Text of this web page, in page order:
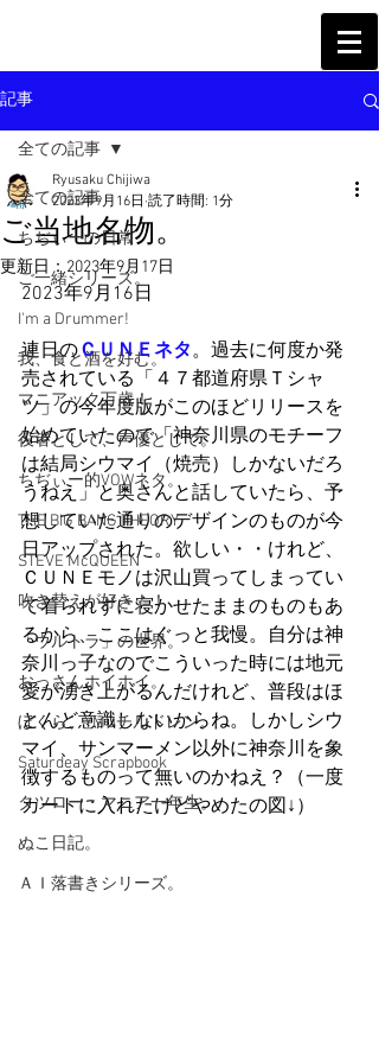
記事
全ての記事
ちぢぃーの日常
ご一緒シリーズ。
I'm a Drummer!
我、食と酒を好む。
マニアック万歳！
役者として、声優として。
ちぢぃー的VOWネタ。
THE BIG BANG THEORY
STEVE McQUEEN
吹き替えが好き！！
「ウルトラ」の世界。
おっさんホイホイ。
ぼくら、YMOチルドレン。
Saturdeay Scrapbook
タツロー・マニア一年生。
ぬこ日記。
ＡＩ落書きシリーズ。
全ての記事
ご当地名物。
Ryusaku Chijiwa
2023年9月16日 読了時間: 1分
更新日：2023年9月17日
2023年9月16日
連日のＣＵＮＥネタ。過去に何度か発
売されている「４７都道府県Ｔシャ
ツ」の今年度版がこのほどリリースを
始めていたので「神奈川県のモチーフ
は結局シウマイ（焼売）しかないだろ
うねえ」と奥さんと話していたら、予
想していた通りのデザインのものが今
日アップされた。欲しい・・けれど、
ＣＵＮＥモノは沢山買ってしまってい
て着られずに寝かせたままのものもあ
るから、ここはぐっと我慢。自分は神
奈川っ子なのでこういった時には地元
愛が湧き上がるんだけれど、普段はほ
とんど意識しないからね。しかしシウ
マイ、サンマーメン以外に神奈川を象
徴するものって無いのかねえ？（一度
カートに入れたけどやめたの図↓）